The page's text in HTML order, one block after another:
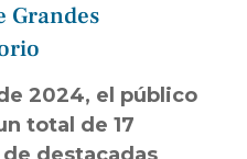
Grandes
2024, el público
total de 17